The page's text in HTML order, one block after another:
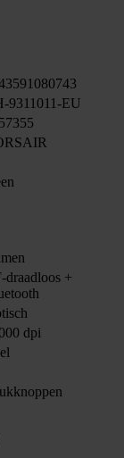
9311011-EU
draadloos +
dpi